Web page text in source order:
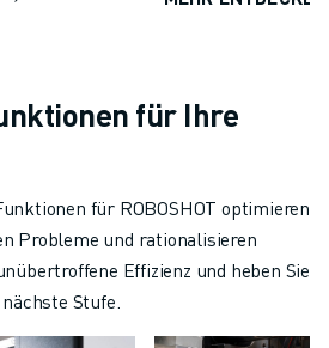
für Ihre
für ROBOSHOT optimieren
Probleme und rationalisieren
Effizienz und heben Sie
Stufe.